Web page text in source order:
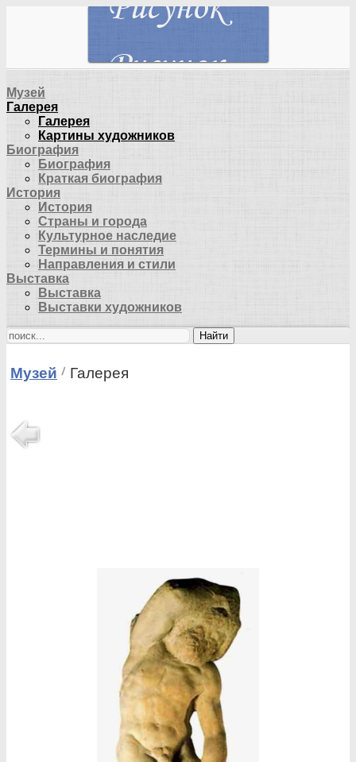
Музей
Галерея
Галерея
Картины художников
Биография
Биография
Краткая биография
История
История
Страны и города
Культурное наследие
Термины и понятия
Направления и стили
Выставка
Выставка
Выставки художников
Найти
Музей Галерея